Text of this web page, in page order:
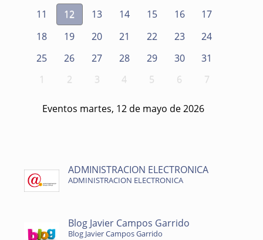
11
12 13 14 15 16
17
18
19 20 21 22 23
24
25
26 27 28 29 30
31
1
2 3 4 5 6 7
Eventos martes, 12 de mayo de 2026
ADMINISTRACION ELECTRONICA
ADMINISTRACION ELECTRONICA
Blog Javier Campos Garrido
Blog Javier Campos Garrido